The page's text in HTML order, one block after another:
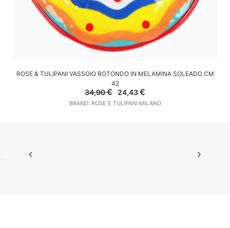
AGGIUNGI AL CARRELLO
ROSE & TULIPANI VASSOIO ROTONDO IN MELAMINA SOLEADO CM
42
34,90€
Il
prezzo
originale
24,43€
attuale
BRAND: ROSE E TULIPANI MILANO